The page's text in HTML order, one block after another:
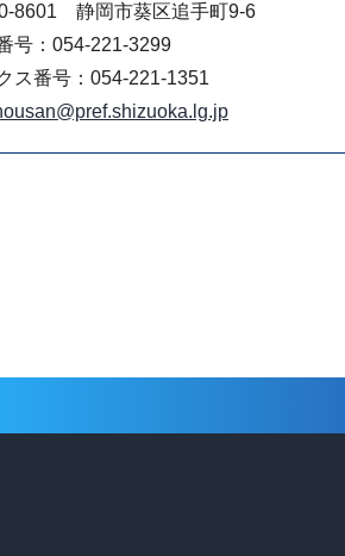
8601 静岡市葵区追手町9-6
号：054-221-3299
ス番号：054-221-1351